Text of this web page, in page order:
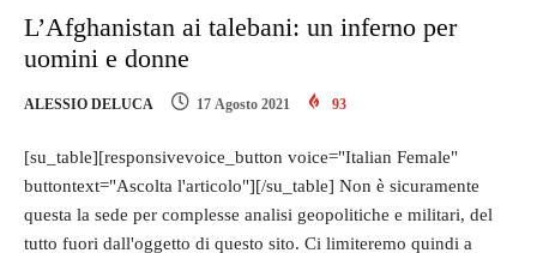
L’Afghanistan ai talebani: un inferno per
uomini e donne
ALESSIO DELUCA 17 Agosto 2021 93
[su_table][responsivevoice_button voice="Italian Female"
buttontext="Ascolta l'articolo"][/su_table] Non è sicuramente
questa la sede per complesse analisi geopolitiche e militari, del
tutto fuori dall'oggetto di questo sito. Ci limiteremo quindi a